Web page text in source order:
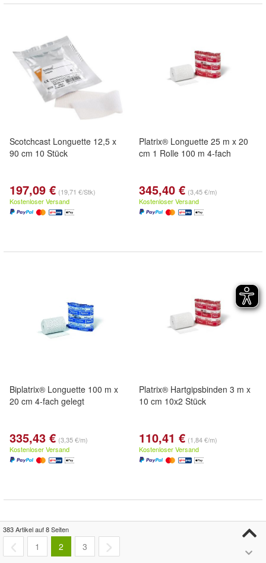
Scotchcast Longuette 12,5 x
90 cm 10 Stück
197,09 € (19,71 €/Stk)
Kostenloser Versand
Platrix® Longuette 25 m x 20
cm 1 Rolle 100 m 4-fach
345,40 € (3,45 €/m)
Kostenloser Versand
Biplatrix® Longuette 100 m x
20 cm 4-fach gelegt
335,43 € (3,35 €/m)
Kostenloser Versand
Platrix® Hartgipsbinden 3 m x
10 cm 10x2 Stück
110,41 € (1,84 €/m)
Kostenloser Versand
383 Artikel auf 8 Seiten
1 2 3